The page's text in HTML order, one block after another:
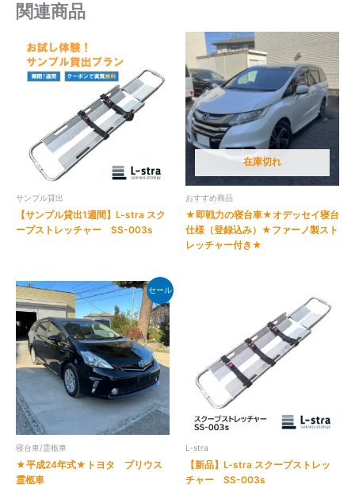
関連商品
サンプル貸出
【サンプル貸出1週間】L-stra スク
ープストレッチャー SS-003s
在庫切れ
おすすめ商品
★即戦力の寝台車★オデッセイ寝台
仕様（登録込み）★ファーノ製スト
レッチャー付き★
セール
寝台車/霊柩車
★平成24年式★トヨタ プリウス
霊柩車
L-stra
【新品】L-stra スクープストレッ
チャー SS-003s